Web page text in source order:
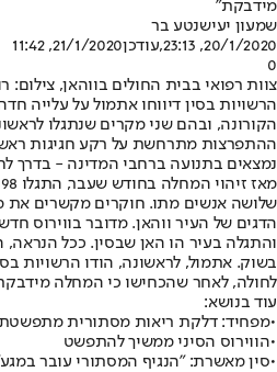
מידבקת"
שמעון יעישנטע בר
20/1/2020, 23:13
,עודכן21/1/2020, 11:42
0
צוות רפואי בבית החולים בווהאן, צילום:
הרשויות בסין דיווחו אתמול על עלייה
הקורונה, ובהם שני מקרים שנתגלו
ההתפרצות מתרחשת על רקע חגיגות ראש
נמצאים בתנועה ברחבי המדינה - בדרך
שלושה אנשים מתו. חוקרים מקשרים את
הדגים של העיר ווהאן. מדובר בווירוס
והתגלה בעיר הו האן שבסין. ככל הנראה,
בשוק. אתמול, לראשונה, הודו הרשויות
לחולה, לאחר שהכחישו כי המחלה
עוד בנושא:
•מפחיד: דלקת ריאות מסתורית מתפשטת
•הווירוס הסיני ממשיך להתפשט
•סין מאשרת: "הנגיף המסתורי עובר